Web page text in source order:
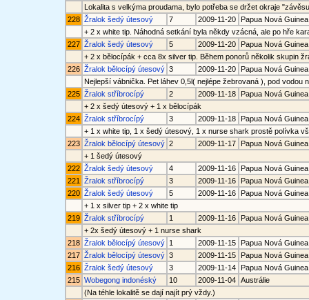
Lokalita s velkýma proudama, bylo potřeba se držet okraje
228 Žralok šedý útesový 7 2009-11-20 Papua Nová Guinea
+ 2 x white tip. Náhodná setkání byla někdy vzácná, ale po hře
227 Žralok šedý útesový 5 2009-11-20 Papua Nová Guinea
+ 2 x bělocípák + cca 8x silver tip. Během ponorů několik skupin
226 Žralok bělocípý útesový 3 2009-11-20 Papua Nová Guinea
Nejlepší vábnička. Pet láhev 0,5l( nejlépe žebrovaná ), pod
225 Žralok stříbrocípý 2 2009-11-18 Papua Nová Guinea
+ 2 x šedý útesový + 1 x bělocípák
224 Žralok stříbrocípý 3 2009-11-18 Papua Nová Guinea
+ 1 x white tip, 1 x šedý útesový, 1 x nurse shark prostě polívka
223 Žralok bělocípý útesový 2 2009-11-17 Papua Nová Guinea
+ 1 šedý útesový
222 Žralok šedý útesový 4 2009-11-16 Papua Nová Guinea
221
Žralok stříbrocípý 3 2009-11-16 Papua Nová Guinea
220 Žralok šedý útesový 5 2009-11-16 Papua Nová Guinea
+ 1 x silver tip + 2 x white tip
219 Žralok stříbrocípý 1 2009-11-16 Papua Nová Guinea
+ 2x šedý útesový + 1 nurse shark
218 Žralok bělocípý útesový 1 2009-11-15 Papua Nová Guinea
217 Žralok bělocípý útesový 3 2009-11-15 Papua Nová Guinea
216 Žralok šedý útesový 3 2009-11-14 Papua Nová Guinea
215 Wobegong indonéský 10 2009-11-04 Austrálie
(Na téhle lokalitě se dají najít prý vždy.)